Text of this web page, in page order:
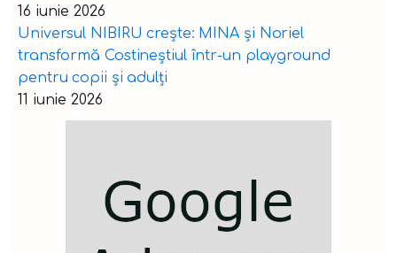
16 iunie 2026
Universul NIBIRU crește: MINA și Noriel
transformă Costineștiul într-un playground
pentru copii și adulți
11 iunie 2026